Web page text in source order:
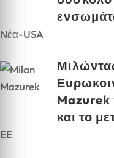
Νέα-USA
Mazurek
και το
EE